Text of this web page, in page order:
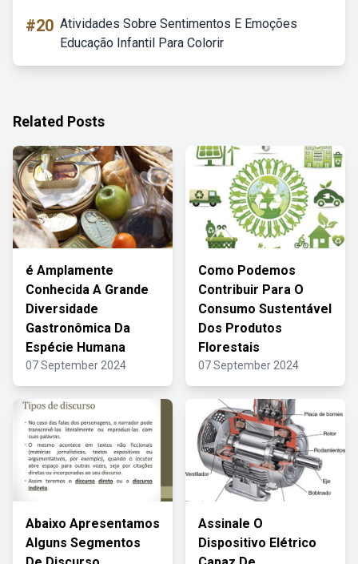
#20 Atividades Sobre Sentimentos E Emoções
Educação Infantil Para Colorir
Related Posts
é Amplamente
Conhecida A Grande
Diversidade
Gastronômica Da
Espécie Humana
07 September 2024
Como Podemos
Contribuir Para O
Consumo Sustentável
Dos Produtos
Florestais
07 September 2024
Abaixo Apresentamos
Alguns Segmentos
Assinale O
Dispositivo Elétrico